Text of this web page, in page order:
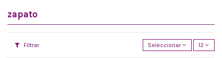
zapato
Filtrar Seleccionar 12